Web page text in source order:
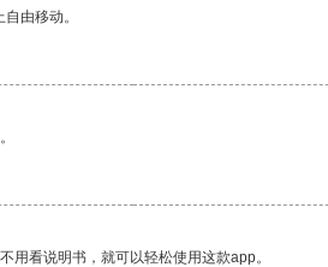
由移动。
用看说明书，就可以轻松使用这款app。